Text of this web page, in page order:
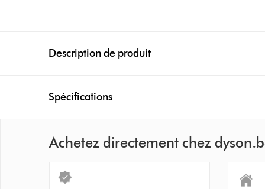
Description de produit
Spécifications
Achetez directement chez